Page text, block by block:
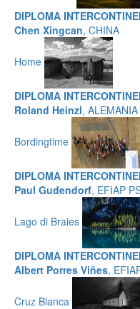
DIPLOMA
Chen Xingcan, CHINA
Home
DIPLOMA
Roland Heinzl, ALEMANIA
Bordingtime
DIPLOMA
Paul Gudendorf, EFIAP
Lago di Braies
DIPLOMA
Albert Porres Viñes,
Cruz Blanca